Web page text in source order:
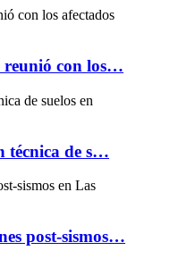
reunió con los…
técnica de s…
post-sismos…